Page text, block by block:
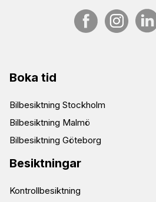
Boka tid
Bilbesiktning Stockholm
Bilbesiktning Malmö
Bilbesiktning Göteborg
Besiktningar
Kontrollbesiktning